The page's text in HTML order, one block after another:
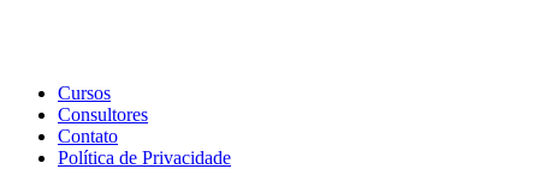
Cursos
Consultores
Contato
Política de Privacidade